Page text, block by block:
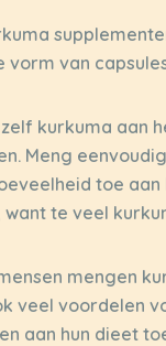
vorm van
kurkuma aan
Meng
toe aan
te veel
mengen
veel voordelen
aan hun dieet